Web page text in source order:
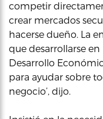
competir
crear mercados
hacerse dueño. La
que desarrollarse
Desarrollo
para ayudar sobre
negocio’, dijo.